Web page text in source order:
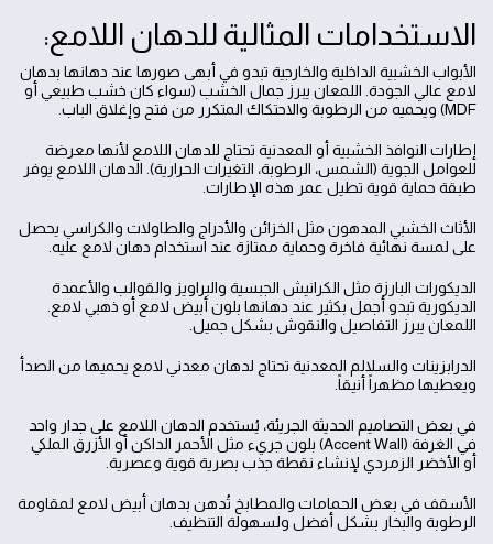
الاستخدامات المثالية للدهان اللامع:
الأبواب الخشبية الداخلية والخارجية تبدو في أبهى صورها عند دهانها بدهان
لامع عالي الجودة. اللمعان يبرز جمال الخشب (سواء كان خشب طبيعي أو
MDF) ويحميه من الرطوبة والاحتكاك المتكرر من فتح وإغلاق الباب.
إطارات النوافذ الخشبية أو المعدنية تحتاج للدهان اللامع لأنها معرضة
للعوامل الجوية (الشمس، الرطوبة، التغيرات الحرارية). الدهان اللامع يوفر
طبقة حماية قوية تطيل عمر هذه الإطارات.
الأثاث الخشبي المدهون مثل الخزائن والأدراج والطاولات والكراسي يحصل
على لمسة نهائية فاخرة وحماية ممتازة عند استخدام دهان لامع عليه.
الديكورات البارزة مثل الكرانيش الجبسية والبراويز والقوالب والأعمدة
الديكورية تبدو أجمل بكثير عند دهانها بلون أبيض لامع أو ذهبي لامع.
اللمعان يبرز التفاصيل والنقوش بشكل جميل.
الدرابزينات والسلالم المعدنية تحتاج لدهان معدني لامع يحميها من الصدأ
ويعطيها مظهراً أنيقاً.
في بعض التصاميم الحديثة الجريئة، يُستخدم الدهان اللامع على جدار واحد
في الغرفة (Accent Wall) بلون جريء مثل الأحمر الداكن أو الأزرق الملكي
أو الأخضر الزمردي لإنشاء نقطة جذب بصرية قوية وعصرية.
الأسقف في بعض الحمامات والمطابخ تُدهن بدهان أبيض لامع لمقاومة
الرطوبة والبخار بشكل أفضل ولسهولة التنظيف.